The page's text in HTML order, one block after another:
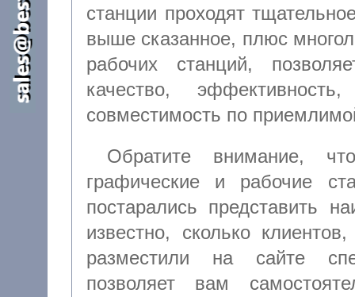
станции проходят
выше сказанное, плюс многолетний опыт сборки ПК,
рабочих станций,
качество, эффективность, надежность, производительность,
совместимость по
Обратите внимание,
графические и рабочие станции являются
постарались представить
известно, сколько
позволяет вам